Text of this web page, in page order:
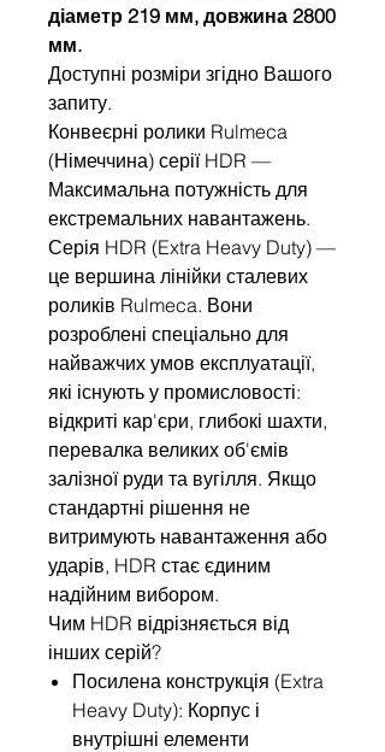
діаметр 219 мм, довжина 2800
мм.
Доступні розміри згідно Вашого
запиту.
Конвеєрні ролики Rulmeca
(Німеччина) серії HDR —
Максимальна потужність для
екстремальних навантажень.
Серія HDR (Extra Heavy Duty) —
це вершина лінійки сталевих
роликів Rulmeca. Вони
розроблені спеціально для
найважчих умов експлуатації,
які існують у промисловості:
відкриті кар'єри, глибокі шахти,
перевалка великих об'ємів
залізної руди та вугілля. Якщо
стандартні рішення не
витримують навантаження або
ударів, HDR стає єдиним
надійним вибором.
Чим HDR відрізняється від
інших серій?
Посилена конструкція (Extra
Heavy Duty): Корпус і
внутрішні елементи